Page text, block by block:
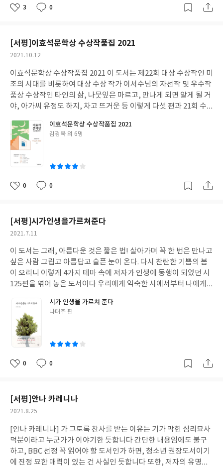
는 거 아니냐고…. 건휘 엄마는 아니었나 봅니다 첫째인 건휘에게 좀
는 이 일로 더 견디기 힘들지 않았을까 싶습니다 형이 사라진 지금
선휘는 모범생의 삶을 그만두려 합니다 형의 마지막 모습이 자꾸 떠
올라…. 하루하루가 버겁습니다 그런데 엄마라는 사람은 그 아이를
더욱 힘들게 합니다 감정 따윈 필요치 않습니다 그저 공부 공부 공
부…. 하루하루 가시밭길을 걷고 있는 것, 마냥 위태로운 선휘의 모
습에 마음이 뭉클합니다 그럼에도 불구하고 선을 넘지 못하는 모범
생…. 이해할 수 없는 엄마에게 모진 말을 쏟아내지만…. 그런데도 삐
도서를 읽고 있음에도 아이가 제시간에 학교는 가는지, 학원은 빠지
지 않는지를 걱정하는 학부모입니다 항상 건강하게만 자라다오를
외치면서도 마음속으로는 공부를 조금만 더 잘해주기를 바라고 있
습니다 이렇듯 어쩔 수 없음을 실감합니다 이 도서를 읽는 동안 건
휘,선휘 엄마를 욕하면서도 자녀를 위한다는 명분으로 오늘도 “교
육 학대”를 이어가고 있습니다 정말 진지하게 고민의 시간이 필요하
지 않나 싶습니다
좋
3
댓
0
작
[서평]이효석문학상 수상작품집 2021
작
일
2021.10.12
이효석문학상 수상작품집 2021 이 도서는 제22회 대상 수상작인 미
조의 시대를 비롯하여 대상 수상 작가 이서수님의 자선작 및 우수작
품상 수상작인 타인의 삶, 나뭇잎은 마르고, 만나게 되면 알게 될 거
야, 아가씨 유정도 하지, 차고 뜨거운 등 이렇게 다섯 편과 21회 수
작품론을 더불어, 대상 수상 작가 인터뷰도 있으며, 심사평도 담겨
있습니다 이렇듯 한 도서임에도 볼거리가 아주 많은듯합니다 이 부
분이 수상작품 집의 장점이며, 단편의 장점이 아닐까 싶습니다 모든
분들이 신인 작가가 아니여서 그런지 내용 면에서는 소재가 더욱 다
양한 듯 하구요 구성면에서는 흠잡을 데 없는 짜임새를 자랑합니다.
그래서인지 이 도서에 더욱 집중하게 만드는 듯합니다 주인공 미조
웠던 그 시기를 떠올리다 보니 잠시나마 우울해지기도 합니다 저자
의 자선 작인 나의 방광 나의 지구 또한 부동산 관련 내용입니다 이
단편에서는 자신들이 원하는 집을 구하지 못하는 상실감보다 전 스
트레스로 인하여 마음대로 할 수 없는 방광에 집중하게 되네요 저 또
한 다른 이유로 극심한 스트레스로 인하여 방광염 때문에 고생한 경
험이 많거든요 이렇듯 이 도서는 우리네 삶에서 누구나가 경험할 수
있는 내용들을 담고 있기도 합니다 그렇기에 많은 부분 공감하며 페
말로 혼돈에 빠집니다 “형은, 네 형은?” 자신이 장남인데 형이라니
요……. 이렇듯 주인공은 장례식 내내 아버지를 보내드리는 일에 집
중하는 게 아니라 의문점을 안고 그 형이라는 사람의 존재 여부에만
관심이 있습니다 평생 양복 만드는 일을 하신 아버지, 한 치의 오차
도 허용치 않는 아버지……. 그런 아버지에게 진정 숨겨진 아들이 있
는 걸까요? “아가씨 유정도 하지”는 울산아가씨 가사에 나오는 부분
을 제목으로 하였다고 하지요 제목이 독특하여 찾아보니 유정(有
니의 유정이라는 이름보다, 제목이 더욱 눈길을 사로잡는 듯합니다
82세의 할머니는 아들의 뉴욕 문학 행사에 동행하게 됩니다 이 부분
에서부터 박수를 보내지 않을 수 없습니다 저는 여행을 별로 좋아하
지 않아 많은 곳을 다녀보진 못했지만 자주 다니는 사람들의 이야기
를 들어보면 여행은 약간의 불편함을 감수해야 한다고, 힘들고, 고
단함을 즐겨야 한다고.……. 더더욱 여행은 한 살이라도 젊었을 때 다
녀야 한다고 하더라고요 그런 부분에 있어 최유정 할머니의 뉴욕 여
이효석문학상 수상작품집 2021
글
김경욱 외 6명
좋
0
댓
0
작
[서평]시가인생을가르쳐준다
작
일
2021.7.11
이 도서는 그래, 아름다운 것은 짧은 법! 살아가며 꼭 한 번은 만나고
싶은 사람 그립고 아름답고 슬픈 눈이 온다. 다시 찬란한 기쁨의 봄
이 오리니 이렇게 4가지 테마 속에 저자가 인생에 동행이 되었던 시
125편을 엮어 놓은 도서이다 우리에게 익숙한 시에서부터 나에게
제목처럼 시는 우리들 가까이 있는 듯하다 그렇듯 이번에도 어김없
이 위로와 감동으로 우리 곁에 다가온다. 어디선가 이런 글귀를 본적
이 있다 어느 시인이 한말인 듯하다 독자의 호흡으로 해석하는 것이
시를 읽는 즐거움이라고 시는 정서가 중심이 되는 문학 장르라고 결
코 감정의 방향성을 강요하지 않는 것이 시의 가장 큰 장점이라고 같
은 시를 읽었음에도 독자의 상황, 처지, 살아온 삶에 따라 다르게 해
집이 아닌 나태주님의 친절한 설명이 같이 하기 때문이다 나태주님
의 해설이 더해져 좀 더 무게감이 느껴진다고 해야 하나 내 자신의
호흡과 얼마나 다른지를 비교해보는 재미도 쏠쏠하다고 해야 하
나……. 이번에는 멍하니 활자만 읽어내려 갈 때와는 시를 대하는 느
낌이 다르다 좀 더 진지해진다고 해야 할 듯하다 좀 더 깊이 파고드
는 느낌……. 마지막 페이지에 “시가 노래가 되면 날개를 단다” 는 글
귀가 있다 우리에게 친숙한 시들을 노래로 만난 적도 많다 그렇게 익
시가 인생을 가르쳐 준다
글
나태주 편
좋
0
댓
0
작
[서평]안나 카레니나
작
일
2021.8.25
[안나 카레니나] 가 그토록 찬사를 받는 이유는 기가 막힌 심리묘사
덕분이라고 누군가가 이야기한 듯합니다 간단한 내용임에도 불구
하고, BBC 선정 꼭 읽어야 할 도서인가 하면, 청소년 권장도서이기
에 진정 묘한 매력이 있는 건 사실인 듯합니다 또한, 저자의 유명세